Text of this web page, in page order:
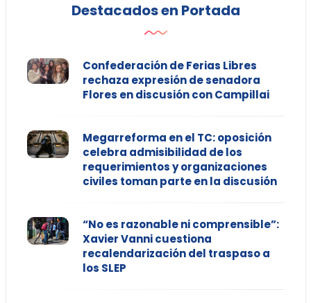
Destacados en Portada
Confederación de Ferias Libres
rechaza expresión de senadora
Flores en discusión con Campillai
Megarreforma en el TC: oposición
celebra admisibilidad de los
requerimientos y organizaciones
civiles toman parte en la discusión
“No es razonable ni comprensible”:
Xavier Vanni cuestiona
recalendarización del traspaso a
los SLEP